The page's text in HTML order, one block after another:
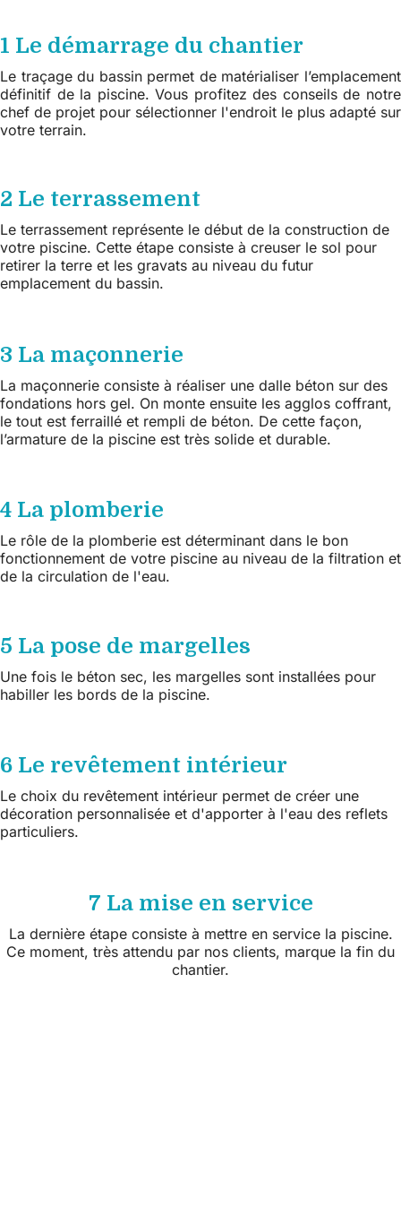
1 Le démarrage du chantier
Le traçage du bassin permet de matérialiser l’emplacement
définitif de la piscine. Vous profitez des conseils de notre
chef de projet pour sélectionner l'endroit le plus adapté sur
votre terrain.
2 Le terrassement
Le terrassement représente le début de la construction de
votre piscine. Cette étape consiste à creuser le sol pour
retirer la terre et les gravats au niveau du futur
emplacement du bassin.
3 La maçonnerie
La maçonnerie consiste à réaliser une dalle béton sur des
fondations hors gel. On monte ensuite les agglos coffrant,
le tout est ferraillé et rempli de béton. De cette façon,
l’armature de la piscine est très solide et durable.
4 La plomberie
Le rôle de la plomberie est déterminant dans le bon
fonctionnement de votre piscine au niveau de la filtration et
de la circulation de l'eau.
5 La pose de margelles
Une fois le béton sec, les margelles sont installées pour
habiller les bords de la piscine.
6 Le revêtement intérieur
Le choix du revêtement intérieur permet de créer une
décoration personnalisée et d'apporter à l'eau des reflets
particuliers.
7 La mise en service
La dernière étape consiste à mettre en service la piscine.
Ce moment, très attendu par nos clients, marque la fin du
chantier.